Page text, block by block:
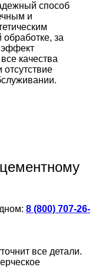
способ
и
за
эффект
качества
отсутствие
8 (800) 707-26-
все детали.